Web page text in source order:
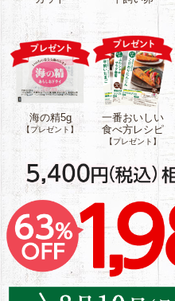
海の精5g
【プレゼント】
一番おいしい
食べ方レシピ
【プレゼント】